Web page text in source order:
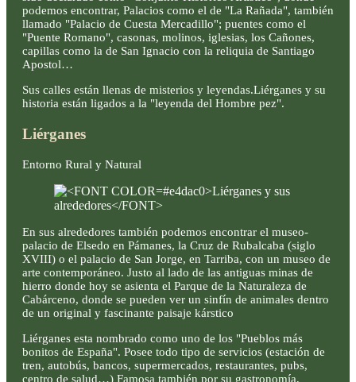
podemos encontrar, Palacios como el de "La Rañada", también
llamado "Palacio de Cuesta Mercadillo"; puentes como el
"Puente Romano", casonas, molinos, iglesias, los Cañones,
capillas como la de San Ignacio con la reliquia de Santiago
Apostol…
Sus calles están llenas de misterios y leyendas.Liérganes y su
historia están ligados a la "leyenda del Hombre pez".
Liérganes
Entorno Rural y Natural
En sus alrededores también podemos encontrar el museo-
palacio de Elsedo en Pámanes, la Cruz de Rubalcaba (siglo
XVIII) o el palacio de San Jorge, en Tarriba, con un museo de
arte contemporáneo. Justo al lado de las antiguas minas de
hierro donde hoy se asienta el Parque de la Naturaleza de
Cabárceno, donde se pueden ver un sinfín de animales dentro
de un original y fascinante paisaje kárstico
Liérganes esta nombrado como uno de los "Pueblos más
bonitos de España". Posee todo tipo de servicios (estación de
tren, autobús, bancos, supermercados, restaurantes, pubs,
centro de salud…) Famosa también por su gastronomía,